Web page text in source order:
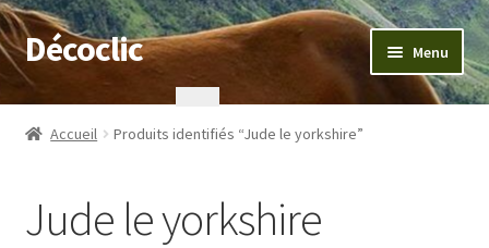
Aller
à
navigation
Aller
au
Décoclic Menu
Accueil
Commande
Accueil Produits identifiés “Jude le yorkshire”
Jude le yorkshire